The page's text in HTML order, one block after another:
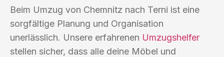
Beim Umzug von Chemnitz nach Terni ist eine
sorgfältige Planung und Organisation
unerlässlich. Unsere erfahrenen Umzugshelfer
stellen sicher, dass alle deine Möbel und